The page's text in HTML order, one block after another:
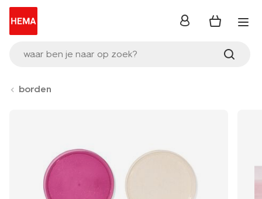
waar ben je naar op zoek?
inloggen
borden